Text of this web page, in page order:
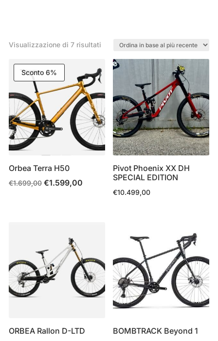
Visualizzazione di 7 risultatiOrdina
base
al
più
recente
Sconto 6%
Orbea Terra H50
€1.699,00 Il
€1.599,00Il
Pivot Phoenix XX DH
SPECIAL EDITION
€10.499,00
ORBEA Rallon D-LTD BOMBTRACK Beyond 1